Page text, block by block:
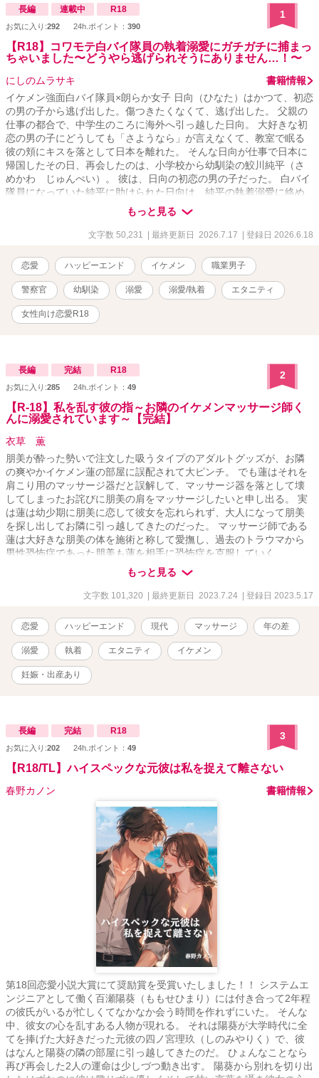
長編 連載中 R18
お気に入り:292 24h.ポイント： 390
1
【R18】コワモテ白バイ隊員の執着溺愛にガチガチに捕まっ
ちゃいました〜どうやら逃げられそうにありません…！〜
にしのムラサキ
書籍情報
イケメン強面白バイ隊員×朗らか女子 日向（ひなた）はかつて、初恋
の男の子から逃げ出した。傷つきたくなくて、逃げ出した。 父親の
仕事の都合で、中学生のころに海外へ引っ越した日向。 大好きな初
恋の男の子にどうしても「さようなら」が言えなくて、教室で眠る
彼の頬にキスを落として日本を離れた。 そんな日向が仕事で日本に
帰国したその日、再会したのは、小学校から幼馴染の鮫川純平（さ
めかわ じゅんぺい）。 彼は、日向の初恋の男の子だった。 白バイ
隊員になっていた純平に助けられた日向は、純平の執着溺愛に絡め
取られ、気がつけば逃げ出せなくなっていて。 怒っていると思って
いた。 あんなキス、嫌だったのかなって。 なのに……。 「俺、お前
が好きすぎてお前以外じゃ勃たないんだ」 「ちゃんと死ぬまで責任
あのデッドボールから始まった。 の、かも。 ※鮫川兄弟シリーズ最
新作です。
もっと見る
文字数 50,231 | 最終更新日 2026.7.17 | 登録日 2026.6.18
恋愛 ハッピーエンド イケメン 職業男子
警察官 幼馴染 溺愛 溺愛/執着 エタニティ
女性向け恋愛R18
長編 完結 R18
お気に入り:285 24h.ポイント： 49
2
【R-18】私を乱す彼の指～お隣のイケメンマッサージ師く
んに溺愛されています～【完結】
衣草 薫
朋美が酔った勢いで注文した吸うタイプのアダルトグッズが、お隣
の爽やかイケメン蓮の部屋に誤配されて大ピンチ。 でも蓮はそれを
肩こり用のマッサージ器だと誤解して、マッサージ器を落として壊
してしまったお詫びに朋美の肩をマッサージしたいと申し出る。 実
は蓮は幼少期に朋美に恋して彼女を忘れられず、大人になって朋美
を探し出してお隣に引っ越してきたのだった。 マッサージ師である
蓮は大好きな朋美の体を施術と称して愛撫し、過去のトラウマから
男性恐怖症であった朋美も蓮を相手に恐怖症を克服していく
が……。 セックスシーンには※、 ハレンチなシーンには☆をつけて
もっと見る
文字数 101,320 | 最終更新日 2023.7.24 | 登録日 2023.5.17
恋愛 ハッピーエンド 現代 マッサージ 年の差
溺愛 執着 エタニティ イケメン
妊娠・出産あり
長編 完結 R18
お気に入り:202 24h.ポイント： 49
3
【R18/TL】ハイスペックな元彼は私を捉えて離さない
春野カノン 書籍情報
第18回恋愛小説大賞にて奨励賞を受賞いたしました！！ システムエ
ンジニアとして働く百瀬陽葵（ももせひまり）には付き合って2年程
の彼氏がいるが忙しくてなかなか会う時間を作れずにいた。 そんな
中、彼女の心を乱すある人物が現れる。 それは陽葵が大学時代に全
てを捧げた大好きだった元彼の四ノ宮理玖（しのみやりく）で、彼
はなんと陽葵の隣の部屋に引っ越してきたのだ。 ひょんなことなら
再び再会した2人の運命は少しづつ動き出す。 陽葵から別れを切り出